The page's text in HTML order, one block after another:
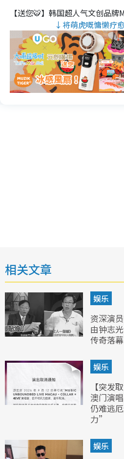
【送您🐯】韩国超人气文创品牌
↓将萌虎嘅慵懒疗
相关文章
娱乐
资深演
由钟志
传奇落幕
娱乐
【突发
澳门演
仍难逃
力”
娱乐